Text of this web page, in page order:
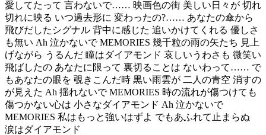
愛してたって 言わないで…… 映画色の街 美しい日々が 切れ
切れに映る いつ過去形に 変わったの?…… あなたの傘から
飛びだしたシグナル 背中に感じた 追いかけてくれる 優しさ
も無い Ah 泣かないで MEMORIES 幾千粒の雨の矢たち 見上
げながら うるんだ 瞳はダイアモンド 哀しいうわさも 微笑い
飛ばしたの あなたに限って 裏切ることは ないわって…… で
もあなたの眼を 覗きこんだ時 黒い雨雲が 二人の青空 消すの
が見えた Ah 揺れないで MEMORIES 時の流れが傷つけても
傷つかない心は 小さなダイアモンド Ah 泣かないで
MEMORIES 私はもっと強いはずよ でもあふれて止まらぬ
涙はダイアモンド